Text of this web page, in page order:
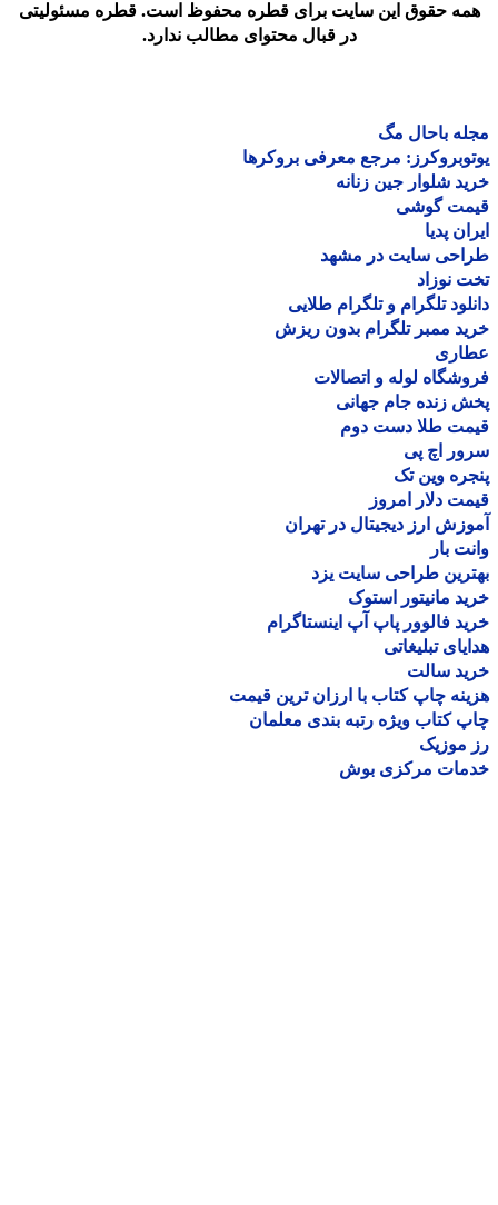
حقوق این سایت برای قطره محفوظ است. قطره مسئولیتی
در قبال محتوای مطالب ندارد.
باحال مگ
مرجع معرفی بروکرها
شلوار جین زنانه
گوشی
پدیا
سایت در مشهد
نوزاد
تلگرام و تلگرام طلایی
ممبر تلگرام بدون ریزش
لوله و اتصالات
زنده جام جهانی
طلا دست دوم
اچ پی
وین تک
دلار امروز
ارز دیجیتال در تهران
بار
طراحی سایت یزد
مانیتور استوک
فالوور پاپ آپ اینستاگرام
تبلیغاتی
سالت
چاپ کتاب با ارزان ترین قیمت
کتاب ویژه رتبه بندی معلمان
موزیک
مرکزی بوش